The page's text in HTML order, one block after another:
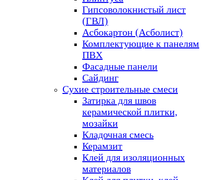
Гипсоволокнистый лист
(ГВЛ)
Асбокартон (Асболист)
Комплектующие к панелям
ПВХ
Фасадные панели
Сайдинг
Сухие строительные смеси
Затирка для швов
керамической плитки,
мозайки
Кладочная смесь
Керамзит
Клей для изоляционных
материалов